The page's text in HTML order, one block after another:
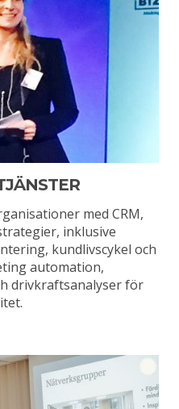
med CRM,
inklusive
kundlivscykel och
automation,
drivkraftsanalyser för